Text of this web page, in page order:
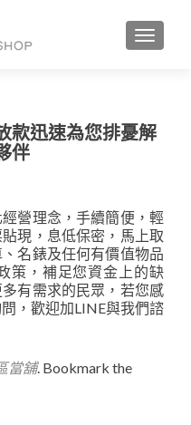
款迅速為您排憂解
伴
營理念，手續簡便，輕
現，息低保密，馬上取
名錶及任何有價值物品
策，補足您資金上的缺
有需求的民眾，若您感
，歡迎加LINE與我們諮
當舖. Bookmark the